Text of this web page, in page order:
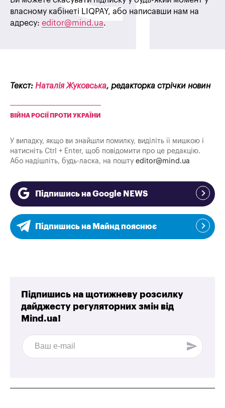
власному кабінеті LIQPAY, або написавши нам на
адресу: editor@mind.ua.
Текст: Наталія Жуковська, редакторка стрічки новин
ВІЙНА РОСІЇ ПРОТИ УКРАЇНИ
У випадку, якщо ви знайшли помилку, виділіть її мишкою і
натисніть Ctrl + Enter, щоб повідомити про це редакцію.
Або надішліть, будь-ласка, на пошту editor@mind.ua
Підпишись на Google NEWS
Підпишись на Майнд пояснює
Підпишись на щотижневу розсилку
дайджесту регуляторних змін від
Mind.ua!